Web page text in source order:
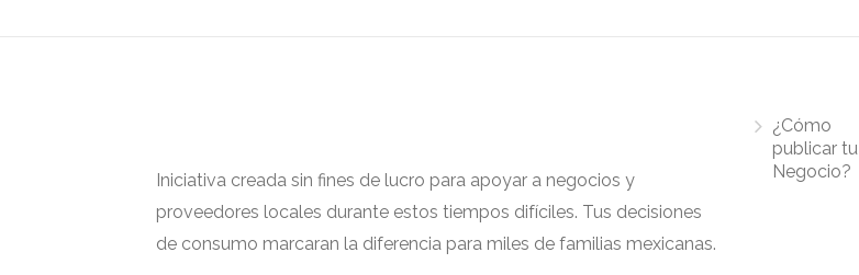
Iniciativa creada sin fines de lucro para apoyar a negocios y
proveedores locales durante estos tiempos difíciles. Tus decisiones
de consumo marcaran la diferencia para miles de familias mexicanas.
¿Cómo
publicar tu
Negocio?